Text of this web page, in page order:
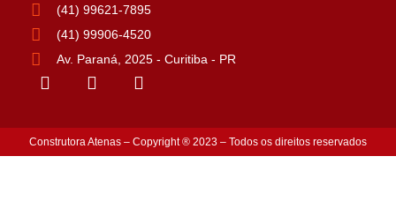
(41) 99621-7895
(41) 99906-4520
Av. Paraná, 2025 - Curitiba - PR
Construtora Atenas – Copyright ® 2023 – Todos os direitos reservados